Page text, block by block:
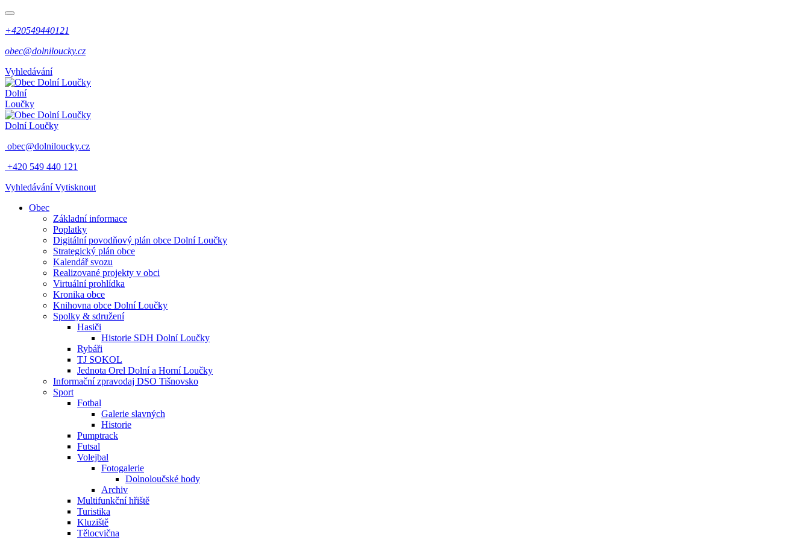
+420549440121
obec@dolniloucky.cz
Vyhledávání
Dolní
Loučky
Dolní Loučky
obec@dolniloucky.cz
+420 549 440 121
Vyhledávání Vytisknout
Obec
Základní informace
Poplatky
Digitální povodňový plán obce Dolní Loučky
Strategický plán obce
Kalendář svozu
Realizované projekty v obci
Virtuální prohlídka
Kronika obce
Knihovna obce Dolní Loučky
Spolky & sdružení
Hasiči
Historie SDH Dolní Loučky
Rybáři
TJ SOKOL
Jednota Orel Dolní a Horní Loučky
Informační zpravodaj DSO Tišnovsko
Sport
Fotbal
Galerie slavných
Historie
Pumptrack
Futsal
Volejbal
Fotogalerie
Dolnoloučské hody
Archiv
Multifunkční hřiště
Turistika
Kluziště
Tělocvična